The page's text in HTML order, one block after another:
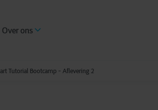
Over ons
Tutorial Bootcamp - Aflevering 2